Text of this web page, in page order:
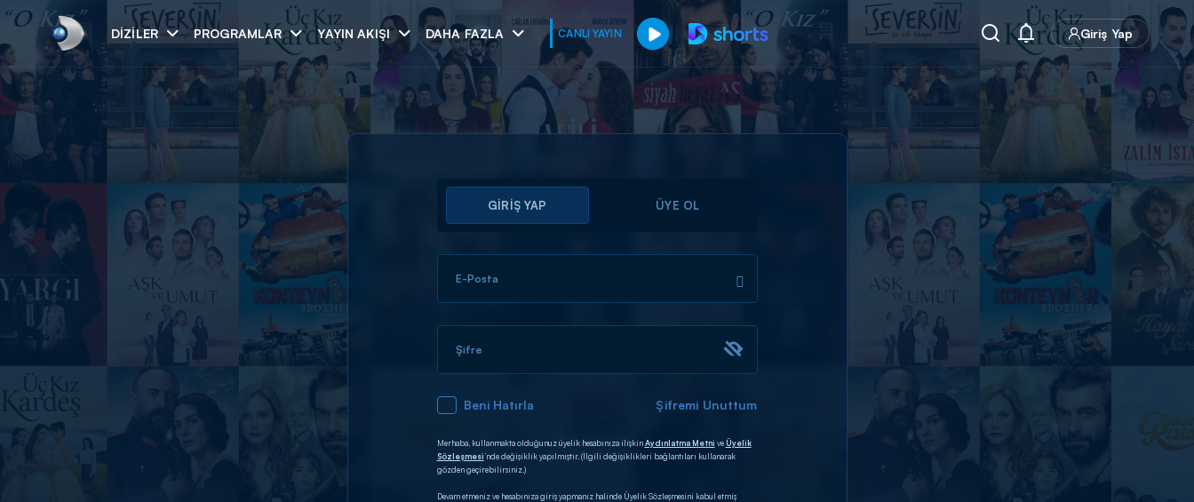
DIZILER PROGRAMLAR YAYIN AKIŞI DAHA FAZLA CANLI YAYIN Giriş Yap
Arama
ARAMA SONUÇLARI
GİRİŞ YAP ÜYE OL
E-Posta
Şifre
Beni Hatırla Şifremi Unuttum
Merhaba, kullanmakta olduğunuz üyelik hesabınıza ilişkinAydınlatma Metni veÜyelik
Sözleşmesi’nde değişiklik yapılmıştır. (İlgili değişiklikleri bağlantıları kullanarak
gözden geçirebilirsiniz.)
Devam etmeniz ve hesabınıza giriş yapmanız halinde Üyelik Sözleşmesini kabul etmiş